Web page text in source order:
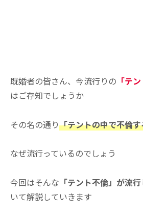
既婚者の皆さん、今流行りの 「テ
はご存知でしょうか
その名の通り「テントの中で不倫
なぜ流行っているのでしょう
今回はそんな 「テント不倫」が流
いて解説していきます